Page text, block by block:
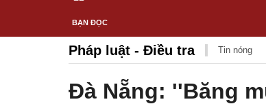
BẠN ĐỌC
Pháp luật - Điều tra Tin nóng
Đà Nẵng: ''Băng